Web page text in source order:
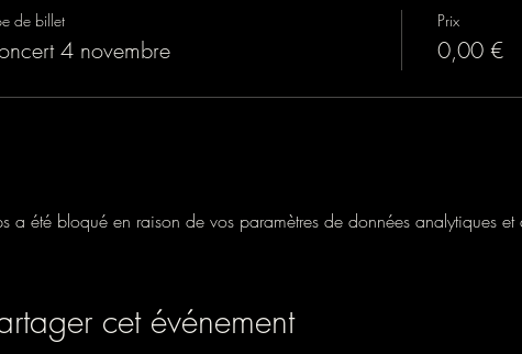
de billet
4 novembre
Prix
0,00 €
a été bloqué en raison de vos paramètres de données analytiques et
cet événement